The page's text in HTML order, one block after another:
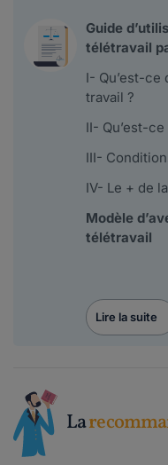
Guide
télétravail
I- Qu’est-ce
travail ?
II- Qu’est-
III-
IV- Le + de
Modèle
télétravail
Lire la suite
La